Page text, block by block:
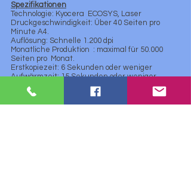
Spezifikationen
Technologie: Kyocera
ECOSYS, Laser
Druckgeschwindigkeit: Über 40 Seiten pro
Minute A4.
Auflösung: Schnelle 1.200 dpi
Monatliche Produktion : maximal für 50.000
Seiten pro Monat.
Erstkopiezeit: 6 Sekunden oder weniger
Aufwärmzeit: 15 Sekunden oder weniger
Prozessor:
Speicher:
Duplexeinheit: Ja